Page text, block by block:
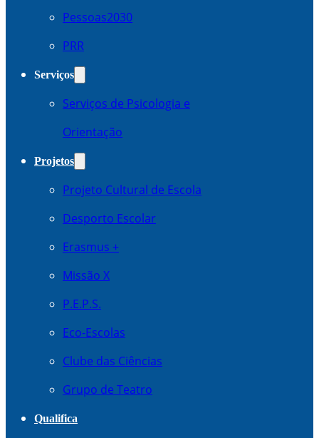
Pessoas2030
PRR
Serviços
Serviços de Psicologia e
Orientação
Projetos
Projeto Cultural de Escola
Desporto Escolar
Erasmus +
Missão X
P.E.P.S.
Eco-Escolas
Clube das Ciências
Grupo de Teatro
Qualifica